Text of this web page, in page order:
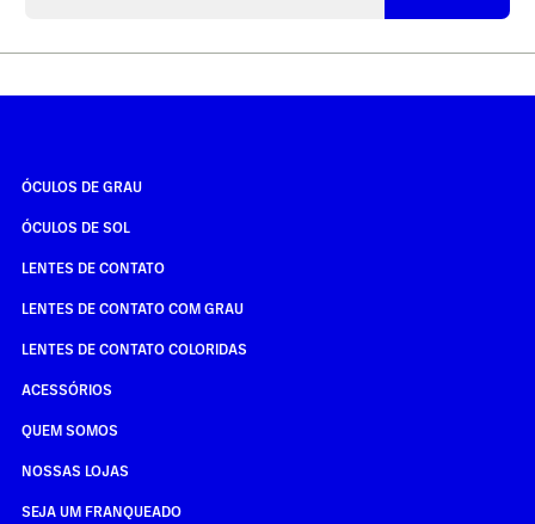
ÓCULOS DE GRAU
ÓCULOS DE SOL
LENTES DE CONTATO
LENTES DE CONTATO COM GRAU
LENTES DE CONTATO COLORIDAS
ACESSÓRIOS
QUEM SOMOS
NOSSAS LOJAS
SEJA UM FRANQUEADO